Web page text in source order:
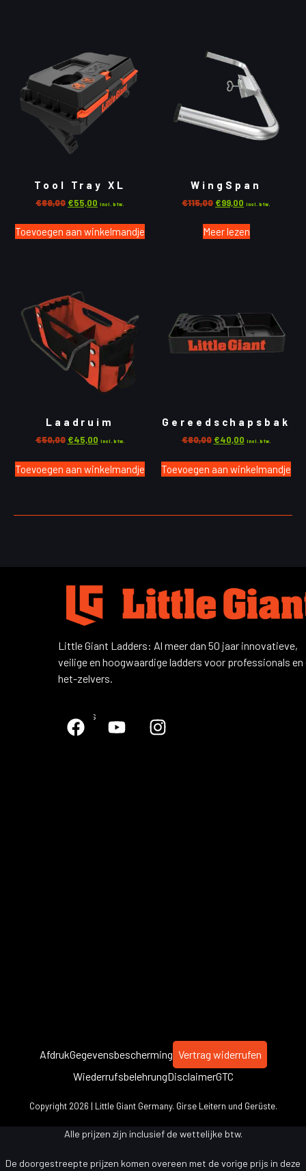
Tool Tray XL
€69,00 €55,00 incl. btw.
Toevoegen aan winkelmandje
WingSpan
€115,00 €99,00 incl. btw.
Meer lezen
Laadruim
€50,00 €45,00 incl. btw.
Toevoegen aan winkelmandje
Gereedschapsbak
€60,00 €40,00 incl. btw.
Toevoegen aan winkelmandje
Little Giant Ladders: Al meer dan 50 jaar innovatieve,
veilige en hoogwaardige ladders voor professionals en
het-zelvers.
Volg ons
AfdrukGegevensbescherming Vertrag widerrufen
WiederrufsbelehrungDisclaimerGTC
Copyright 2026 | Little Giant Germany. Girse Leitern und Gerüste.
Alle prijzen zijn inclusief de wettelijke btw.
De doorgestreepte prijzen komen overeen met de vorige prijs in deze